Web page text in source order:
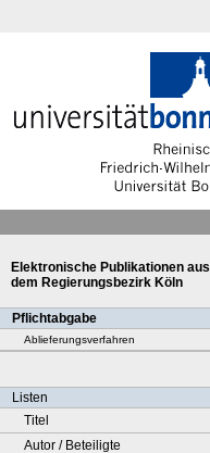
Elektronische Publikationen aus
dem Regierungsbezirk Köln
Pflichtabgabe
Ablieferungsverfahren
Listen
Titel
Autor / Beteiligte